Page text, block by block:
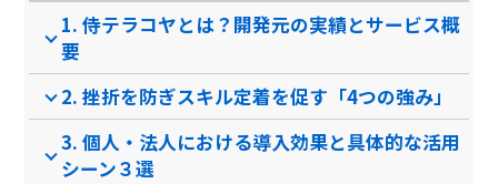
ITスキル科目
月額制
ビジネスマナー科目
1. 侍テラコヤとは？開発元の実績とサービス概
要
2. 挫折を防ぎスキル定着を促す「4つの強み」
3. 個人・法人における導入効果と具体的な活用
シーン３選